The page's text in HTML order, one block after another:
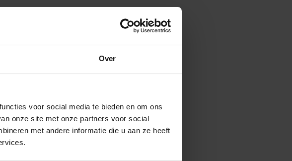
Over
voor social media te bieden en om ons
onze site met onze partners voor social
met andere informatie die u aan ze heeft
schuttingbouwers voor klanten in
verhouding. Meer weten of
Telefonisch zijn we te bereiken op
kunt u direct eenofferte schutting